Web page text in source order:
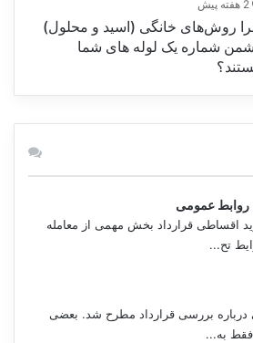
2 هفته پیش
روش‌های خانگی (اسید و محلول)
شماره یک لوله های شما
عمومی
اقساطی قرارداد بخش مهمی از معامله
تح...
درباره بررسی قرارداد مطرح شد. بعضی
فقط به...